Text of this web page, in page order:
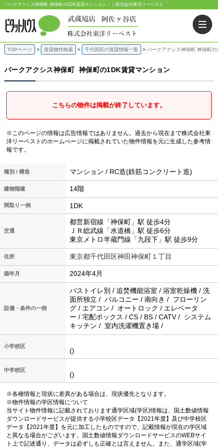
パークアクシス神保町 神保町の1DK賃貸マンション！｜株式会社東洋リーベスト
TOPページ 賃貸物件検索 千代田区の賃貸情報一覧 パークアクシス神保町 神保町
パークアクシス神保町 神保町の1DK賃貸マンション
こちらの物件は掲載が終了しています。
※このページの情報は広告情報ではありません。過去から現在まで株式会社東
洋リーベストのホームぺージに掲載されていた物件情報を元に生成した参考情
報です。
種別 / 構造 マンション / RC造(鉄筋コンクリート造)
建物階建 14階
間取り一例 1DK
交通
都営新宿線「神保町」駅 徒歩4分
ＪＲ総武線「水道橋」駅 徒歩6分
東京メトロ半蔵門線「九段下」駅 徒歩9分
住所 東京都千代田区神田神保町１丁目
築年月 2024年4月
設備・条件の一例
バストイレ別 / 追焚機能浴室 / 浴室乾燥機 / 洗
面所独立 / バルコニー / 南向き / フローリン
グ / エアコン / オートロック / エレベータ
ー / 宅配ボックス / CS / BS / CATV / システム
キッチン / 室内洗濯機置き場 /
小学校区
()
中学校区
()
※各種情報と現状に差異がある場合は、現状優先となります。
※物件情報の学区情報について
当サイト物件情報に記載されております通学区域(学区)情報は、国土数値情報
ダウンロードサービスが提供する小学校区データ【2021年度】及び中学校区
データ【2021年度】を元に加工したものですので、記載情報が現在の学区域
と異なる場合がございます。国土数値情報ダウンロードサービスのWEBサイ
ト上で記述通り、データは必ずしも正確とは言えません。また、通学区域(学